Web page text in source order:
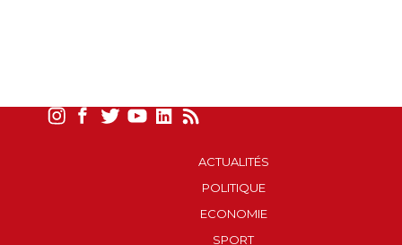
ACTUALITÉS
POLITIQUE
ECONOMIE
SPORT